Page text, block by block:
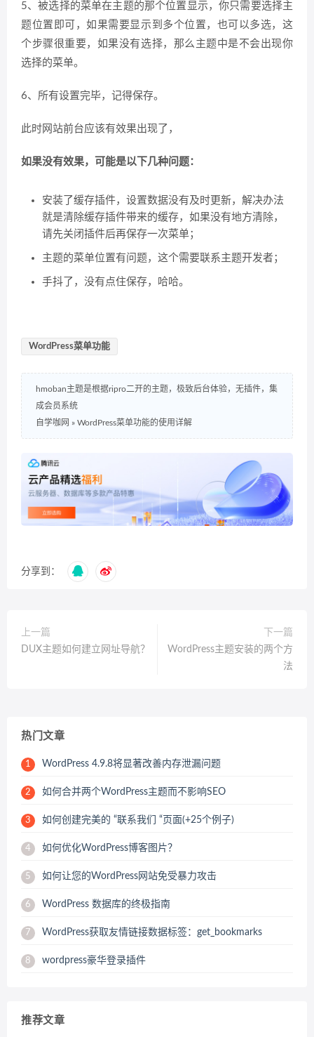
5、被选择的菜单在主题的那个位置显示，你只需要选择主
题位置即可，如果需要显示到多个位置，也可以多选，这
个步骤很重要，如果没有选择，那么主题中是不会出现你
选择的菜单。
6、所有设置完毕，记得保存。
此时网站前台应该有效果出现了，
如果没有效果，可能是以下几种问题：
安装了缓存插件，设置数据没有及时更新，解决办法
就是清除缓存插件带来的缓存，如果没有地方清除，
请先关闭插件后再保存一次菜单；
主题的菜单位置有问题，这个需要联系主题开发者；
手抖了，没有点住保存，哈哈。
WordPress菜单功能
hmoban主题是根据ripro二开的主题，极致后台体验，无插件，集
成会员系统
自学咖网 » WordPress菜单功能的使用详解
分享到：
上一篇
DUX主题如何建立网址导航？
下一篇
WordPress主题安装的两个方
法
热门文章
1 WordPress 4.9.8将显著改善内存泄漏问题
2 如何合并两个WordPress主题而不影响SEO
3 如何创建完美的 “联系我们 “页面(+25个例子)
4 如何优化WordPress博客图片？
5 如何让您的WordPress网站免受暴力攻击
6 WordPress 数据库的终极指南
7 WordPress获取友情链接数据标签：get_bookmarks
8 wordpress豪华登录插件
推荐文章